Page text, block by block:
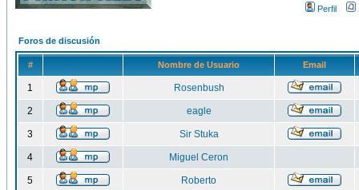
Perfil
Foros de discusión
# Nombre de Usuario Email
1 Rosenbush
2 eagle
3 Sir Stuka
4 Miguel Ceron
5 Roberto